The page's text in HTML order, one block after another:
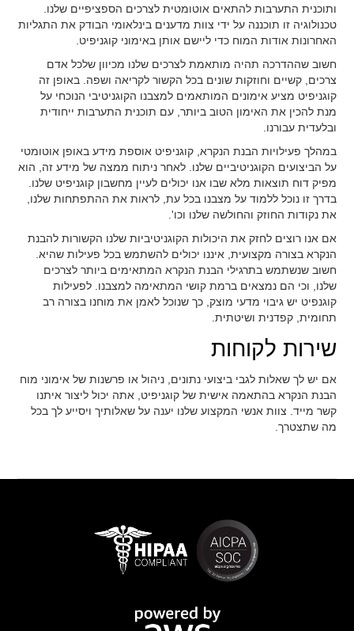
ותוכנית התערבות להתאים אוטומטית לצרכים הספציפיים שלנו.
טכנולוגיה זו תוכננה על ידי צוות מדענים בינלאומי הבודק את התגליות
האחרונות אודות המוח כדי ליישם אותן באימוני קוגניפיט.
חשוב שההדרכה תהיה מותאמת לצרכים שלנו מכיוון שלכל אדם
צרכים, קשיים וחוזקות שונים בכל הקשור לקריאה ושפה. באופן זה
קוגניפיט מציע אימונים המותאמים למצבנו הקוגניטיבי הנוכחי על
מנת להכין את האימון הטוב ביותר, עם תוכנית התערבות ייחודית
ובלעדית עבורנו.
במהלך פעילויות הבנת הנקרא, קוגניפיט אוספת מידע באופן אוטומטי
על הביצועים הקוגניטיביים שלנו. לאחר ניתוח ממצה של מידע זה, הוא
מפיק דוח תוצאות מלא שבו אנו יכולים לעיין מחשבון קוגניפיט שלנו.
בדרך זו נוכל ללמוד על מצבנו בכל עת, לראות את ההתפתחות שלנו,
את נקודות החוזק והחולשה שלנו וכו'.
אם אנו רוצים לחזק את היכולות הקוגניטיביות שלנו הקשורות להבנת
הנקרא בצורה מקצועית, איננו יכולים להשתמש בכל פעילות שהיא.
חשוב שנשתמש בתרגילי הבנת הנקרא המתאימים ביותר לצרכים
שלנו, וכי הם נמצאים ברמת קושי המתאימה למצבנו. לפעילות
קוגנפיט יש גיבוי מדעי מוצק, כך שנוכל לאמן את מוחנו בצורה רב
תחומית, קפדנית ושיטתית.
שירות לקוחות
אם יש לך שאלות לגבי ביצועי נתונים, ניהול או פרשנות של אימוני מוח
הבנת הנקרא בהתאמה אישית של קוגניפיט, אתה יכול ליצור איתנו
קשר מייד. צוות אנשי המקצוע שלנו יענה על שאלותיך ויסייע לך בכל
מה שתצטרך.